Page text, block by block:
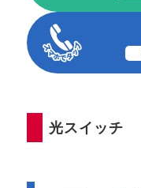
光スイッチ